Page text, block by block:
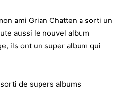
ami Grian Chatten a sorti un
aussi le nouvel album
ils ont un super album qui
de supers albums